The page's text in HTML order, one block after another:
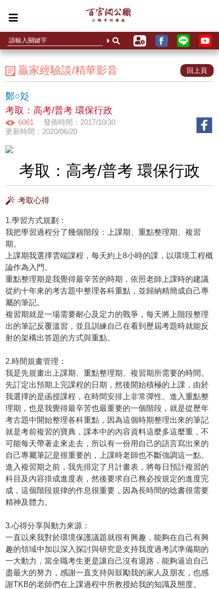
贏家經驗談/精華影音 回上頁
鄭○彣
考取：高考/普考 環保行政
6061
發佈時間：2017/10/30
更新時間：2020/06/20
考取：高考/普考 環保行政
考取心得
1.學習方式規劃：
我把學習過程分了幾個階段：上課期、重點整理期、複習
期。
上課期我選擇雲端課程，每天約上8小時的課，以環境工程概
論作為入門。
重點整理期是我覺得最辛苦的時期，依照老師上課時的建議
從約十年來的考古題中整理各科重點，並歸納精簡成自己專
屬的筆記。
複習期就是一場需要耐心及定力的戰爭，每天將上階段整理
出的筆記反覆溫習，並且訓練自己在看到歷屆考題時就能反
射的架構出答題的方式與重點。
2.時間規畫管理：
我是先規畫出上課期、重點整理期、複習期所需要的時間。
先訂定出預期上完課程的日期，然後開始積極的上課，由於
我選擇的是函授課程，在時間安排上非常彈性。進入重點整
理期，也是我覺得最辛苦也最重要的一個階段，就是從歷年
考古題中開始整理各科重點，因為這個時期整理出來的筆記
就是考前複習的寶典，課本中的內容資料這麼多這麼重，不
可能每天帶著走來走去，所以有一份用自己的語言寫出來的
自己專屬筆記是很重要的，上課時老師也不斷強調這一點。
進入複習期之前，我先排定了月計畫表，將每日預計複習的
科目及內容排成進度表，然後要求自己務必按規定的進度完
成，這個階段規律的作息很重要，因為長時間的唸書很需要
精神及體力。
3.心得分享與動力來源：
一直以來我對於環境保護議題就很有興趣，能夠在自己有興
趣的領域中加以深入探討與研究是支持我度過考試準備期的
一大動力，當全職考生更是讓自己沒有退路，能夠逼迫自己
盡最大的努力，感謝一直支持與鼓勵我的家人及朋友，也感
謝TKB的老師們在上課過程中所教授給我的知識及態度。